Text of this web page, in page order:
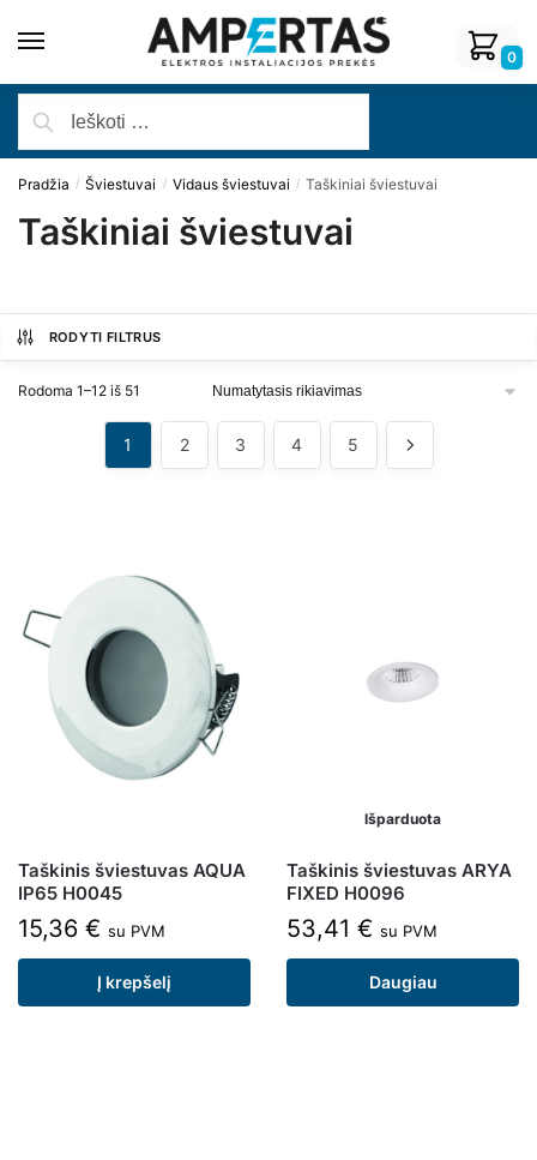
0
Pradžia / Šviestuvai / Vidaus šviestuvai / Taškiniai šviestuvai
Taškiniai šviestuvai
RODYTI FILTRUS
Rodoma 1–12 iš 51
1 2 3 4 5
Taškinis šviestuvas AQUA
IP65 H0045
15,36 € su PVM
Į krepšelį
Išparduota
Taškinis šviestuvas ARYA
FIXED H0096
53,41 € su PVM
Daugiau